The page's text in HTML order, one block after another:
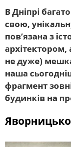
В Дніпрі
свою,
пов’язана з
архітектором,
не дуже)
наша
фрагмент
будинків на